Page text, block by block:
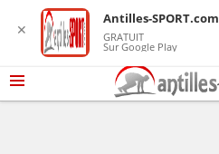
✕
Antilles-SPORT.com
GRATUIT
Sur Google Play